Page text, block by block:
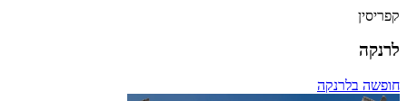
קפריסין
לרנקה
חופשה בלרנקה